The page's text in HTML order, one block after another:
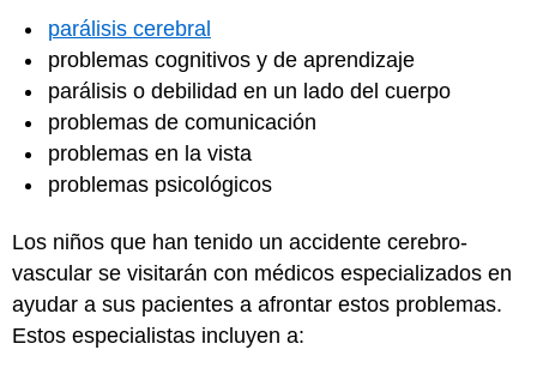
parálisis cerebral
problemas cognitivos y de aprendizaje
parálisis o debilidad en un lado del cuerpo
problemas de comunicación
problemas en la vista
problemas psicológicos
Los niños que han tenido un accidente cerebro-
vascular se visitarán con médicos especializados en
ayudar a sus pacientes a afrontar estos problemas.
Estos especialistas incluyen a: